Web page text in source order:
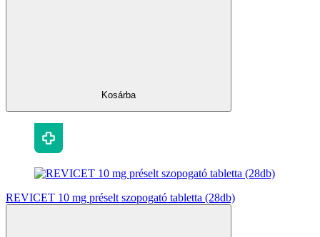
Kosárba
REVICET 10 mg préselt szopogató tabletta (28db)